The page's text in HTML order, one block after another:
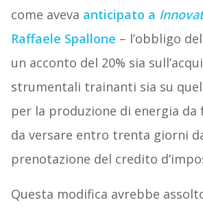
come aveva anticipato a
Raffaele Spallone – l’obbligo
un acconto del 20% sia
strumentali trainanti sia su
per la produzione di energia
da versare entro trenta giorni
prenotazione del credito
Questa modifica avrebbe